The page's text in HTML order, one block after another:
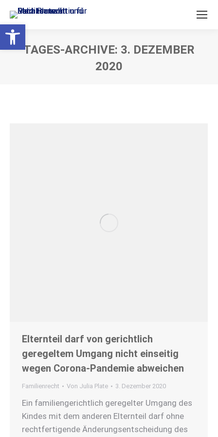
Open toolbar
TAGES-ARCHIVE: 3. DEZEMBER
2020
Elternteil darf von gerichtlich
geregeltem Umgang nicht einseitig
wegen Corona-Pandemie abweichen
Familienrecht Von Julia Plate 3. Dezember 2020
Ein familiengerichtlich geregelter Umgang des
Kindes mit dem anderen Elternteil darf ohne
rechtfertigende Änderungs­entscheidung des